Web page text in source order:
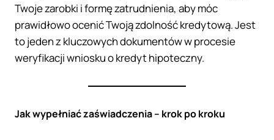
Twoje zarobki i formę zatrudnienia, aby móc
prawidłowo ocenić Twoją zdolność kredytową. Jest
to jeden z kluczowych dokumentów w procesie
weryfikacji wniosku o kredyt hipoteczny.
Jak wypełniać zaświadczenia – krok po kroku